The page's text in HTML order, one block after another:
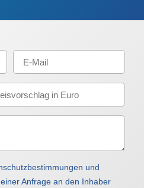
und
Anfrage an den Inhaber